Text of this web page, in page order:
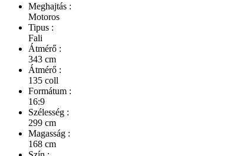
Meghajtás :
Motoros
Tipus :
Fali
Átmérő :
343 cm
Átmérő :
135 coll
Formátum :
16:9
Szélesség :
299 cm
Magasság :
168 cm